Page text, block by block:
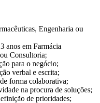
Engenharia ou
anos em Farmácia
Consultoria;
para o negócio;
verbal e escrita;
forma colaborativa;
na procura de soluções;
de prioridades;